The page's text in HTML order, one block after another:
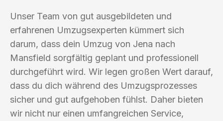
Unser Team von gut ausgebildeten und
erfahrenen Umzugsexperten kümmert sich
darum, dass dein Umzug von Jena nach
Mansfield sorgfältig geplant und professionell
durchgeführt wird. Wir legen großen Wert darauf,
dass du dich während des Umzugsprozesses
sicher und gut aufgehoben fühlst. Daher bieten
wir nicht nur einen umfangreichen Service,